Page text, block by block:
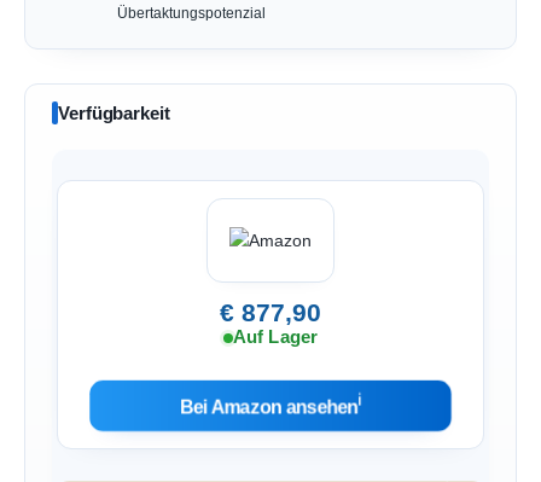
Übertaktungspotenzial
Verfügbarkeit
€ 877,90
Auf Lager
Bei Amazon ansehenℹ︎